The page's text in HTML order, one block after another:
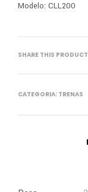
Modelo: CLL200
SHARE THIS PRODUCT
CATEGORIA: TRENAS